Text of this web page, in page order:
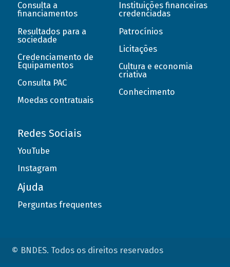
Consulta a
financiamentos
Resultados para a
sociedade
Credenciamento de
Equipamentos
Consulta PAC
Moedas contratuais
Instituições financeiras
credenciadas
Patrocínios
Licitações
Cultura e economia
criativa
Conhecimento
Redes Sociais
YouTube
Instagram
Ajuda
Perguntas frequentes
© BNDES. Todos os direitos reservados